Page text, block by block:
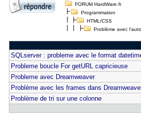
FORUM HardWare.fr
Programmation
HTML/CSS
Problème avec
SQLserver : probleme avec le format
Probleme boucle For getURL capricieuse
Probleme avec Dreamweaver
Problème avec les frames dans
Problème de tri sur une colonne